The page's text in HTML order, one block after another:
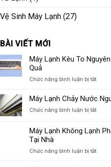
Vệ Sinh Máy Lạnh (27)
BÀI VIẾT MỚI
Máy Lạnh Kêu To
Quả
Chức năng bình luận bị tắtở
Lạnh
To
Nhân
Cách
Máy Lạnh Chảy Nước
Chức năng bình luận bị tắtở
Lạnh
Máy Lạnh Không Lạnh
Tại Nhà
Chức năng bình luận bị tắtở